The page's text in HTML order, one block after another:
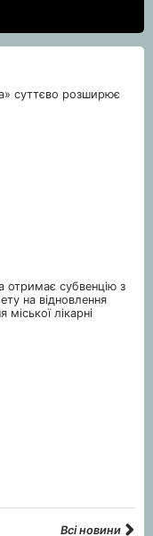
суттєво розширює
отримає субвенцію з
на відновлення
міської лікарні
Всі новини